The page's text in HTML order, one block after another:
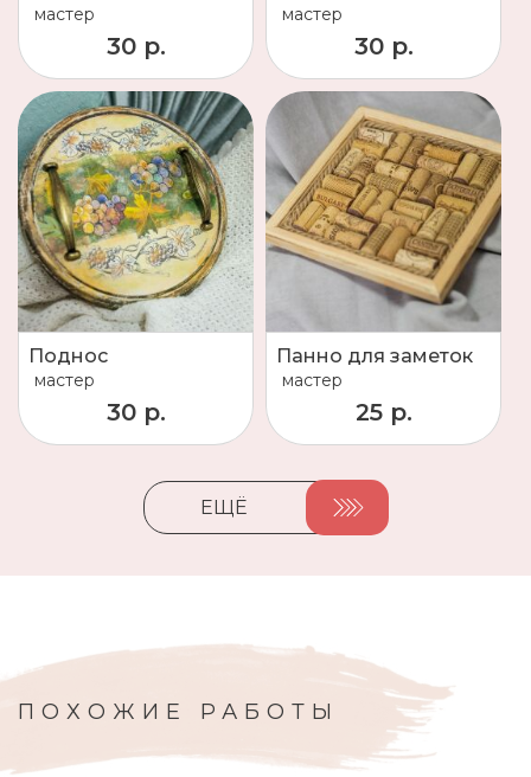
мастер
30 р.
мастер
30 р.
Поднос
мастер
30 р.
Панно для заметок
мастер
25 р.
ЕЩЁ
ПОХОЖИЕ РАБОТЫ